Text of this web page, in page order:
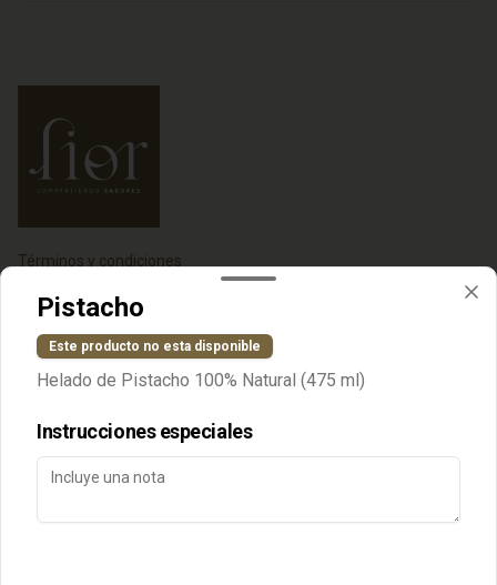
Términos y condiciones
Redes sociales
Instagram
Mi cuenta
Iniciar sesión
Pistacho
Este producto no esta disponible
Helado de Pistacho 100% Natural (475 ml)
Instrucciones especiales